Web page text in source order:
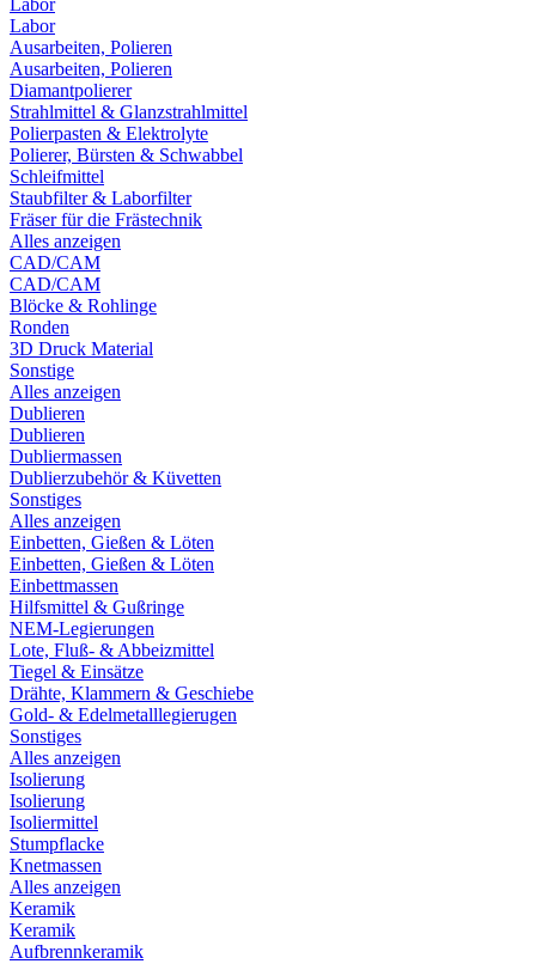
Labor
Labor
Ausarbeiten, Polieren
Ausarbeiten, Polieren
Diamantpolierer
Strahlmittel & Glanzstrahlmittel
Polierpasten & Elektrolyte
Polierer, Bürsten & Schwabbel
Schleifmittel
Staubfilter & Laborfilter
Fräser für die Frästechnik
Alles anzeigen
CAD/CAM
CAD/CAM
Blöcke & Rohlinge
Ronden
3D Druck Material
Sonstige
Alles anzeigen
Dublieren
Dublieren
Dubliermassen
Dublierzubehör & Küvetten
Sonstiges
Alles anzeigen
Einbetten, Gießen & Löten
Einbetten, Gießen & Löten
Einbettmassen
Hilfsmittel & Gußringe
NEM-Legierungen
Lote, Fluß- & Abbeizmittel
Tiegel & Einsätze
Drähte, Klammern & Geschiebe
Gold- & Edelmetalllegierugen
Sonstiges
Alles anzeigen
Isolierung
Isolierung
Isoliermittel
Stumpflacke
Knetmassen
Alles anzeigen
Keramik
Keramik
Aufbrennkeramik